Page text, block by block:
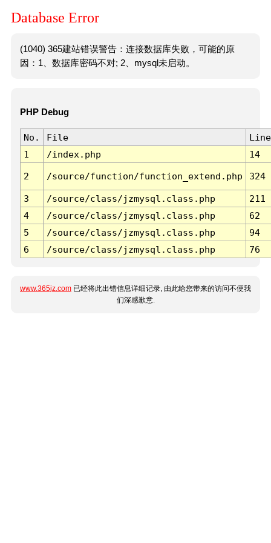
Database Error
(1040) 365建站错误警告：连接数据库失败，可能的原
因：1、数据库密码不对; 2、mysql未启动。
PHP Debug
No. File
Line
1
/index.php 14
2 /source/function/function_extend.php 324
3 /source/class/jzmysql.class.php
211
4
/source/class/jzmysql.class.php
62
5
/source/class/jzmysql.class.php
94
6
/source/class/jzmysql.class.php 76
www.365jz.com 已经将此出错信息详细记录, 由此给您带来的访问不便我
们深感歉意.